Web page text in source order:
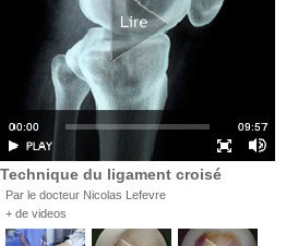
Technique du ligament croisé
Par le docteur Nicolas Lefevre
+ de videos